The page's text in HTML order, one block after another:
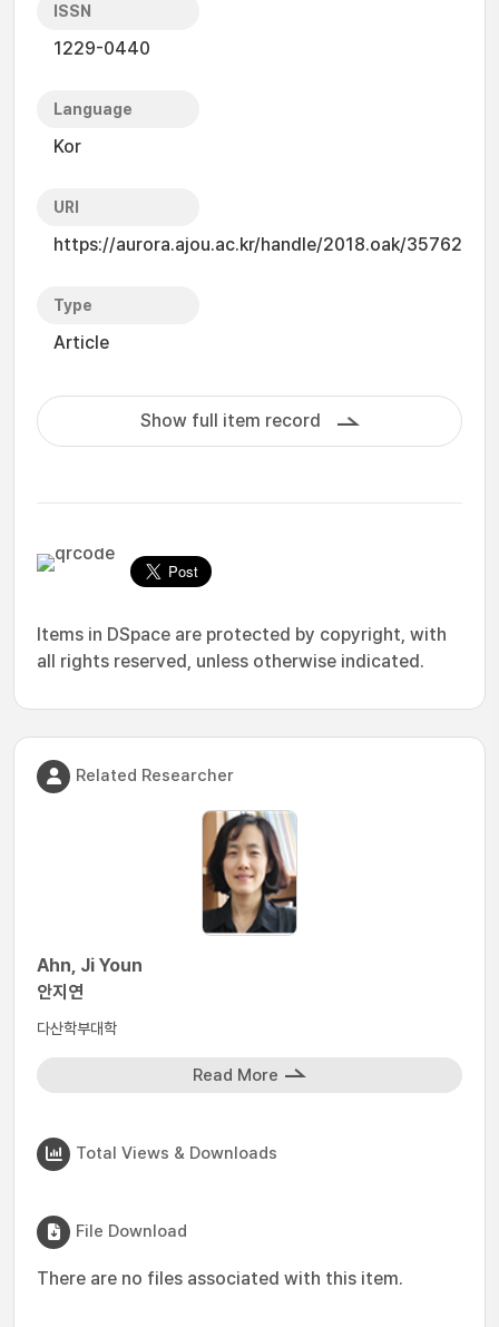
ISSN
1229-0440
Language
Kor
URI
https://aurora.ajou.ac.kr/handle/2018.oak/35762
Type
Article
Show full item record
Items in DSpace are protected by copyright, with
all rights reserved, unless otherwise indicated.
Related Researcher
Ahn, Ji Youn
안지연
다산학부대학
Read More
Total Views & Downloads
File Download
There are no files associated with this item.